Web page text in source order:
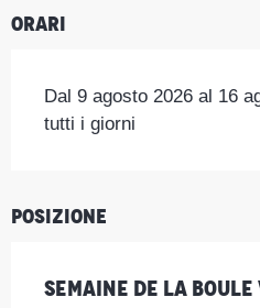
Orari
Dal 9 agosto 2026 al 16
tutti i giorni
Posizione
Semaine de la